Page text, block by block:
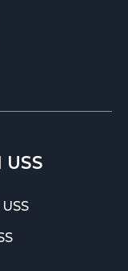
USS